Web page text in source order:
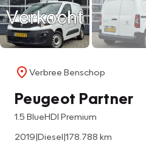
Verbree Benschop
Peugeot Partner
1.5 BlueHDI Premium
2019|Diesel|178.788 km